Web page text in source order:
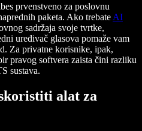
prvenstveno za poslovnu
paketa. Ako trebate AI
sadržaja svoje tvrtke,
uređivač glasova pomaže vam
Za privatne korisnike, ipak,
pravog softvera zaista čini razliku
sustava.
alat za